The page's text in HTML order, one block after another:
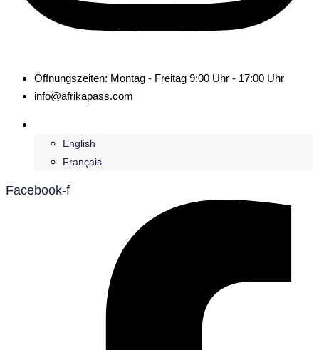
Öffnungszeiten: Montag - Freitag 9:00 Uhr - 17:00 Uhr
info@afrikapass.com
English
Français
Facebook-f